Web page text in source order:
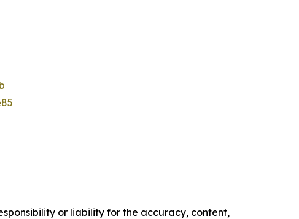
or liability for the accuracy, content,